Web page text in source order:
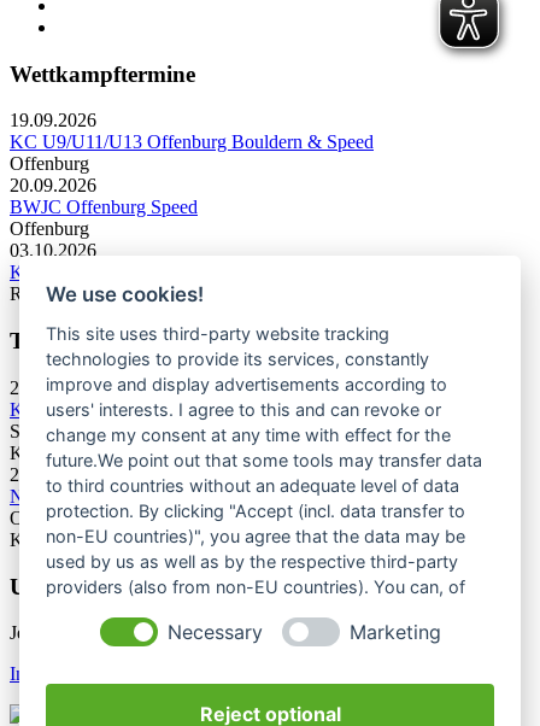
Wettkampftermine
19.09.2026
KC U9/U11/U13 Offenburg Bouldern & Speed
Offenburg
20.09.2026
BWJC Offenburg Speed
Offenburg
03.10.2026
KC U13 Rottweil Toprope & Speed
Rottweil
Termine Bergsport & Naturschutz
28.11.2026
Kletterforum 2026
Stuttgart
Kategorie: Tagung
25.06.2027
Naturschutztagung 2027
Oberes Donautal, Beuron
Kategorie: Tagung
Unsere Newsletter
Jetzt unsere Newsletter entdecken
Infos & Anmeldung
We use cookies!
This site uses third-party website tracking
technologies to provide its services, constantly
improve and display advertisements according to
users' interests. I agree to this and can revoke or
change my consent at any time with effect for the
future.We point out that some tools may transfer data
to third countries without an adequate level of data
protection. By clicking "Accept (incl. data transfer to
non-EU countries)", you agree that the data may be
used by us as well as by the respective third-party
providers (also from non-EU countries). You can, of
Necessary Marketing
Reject optional